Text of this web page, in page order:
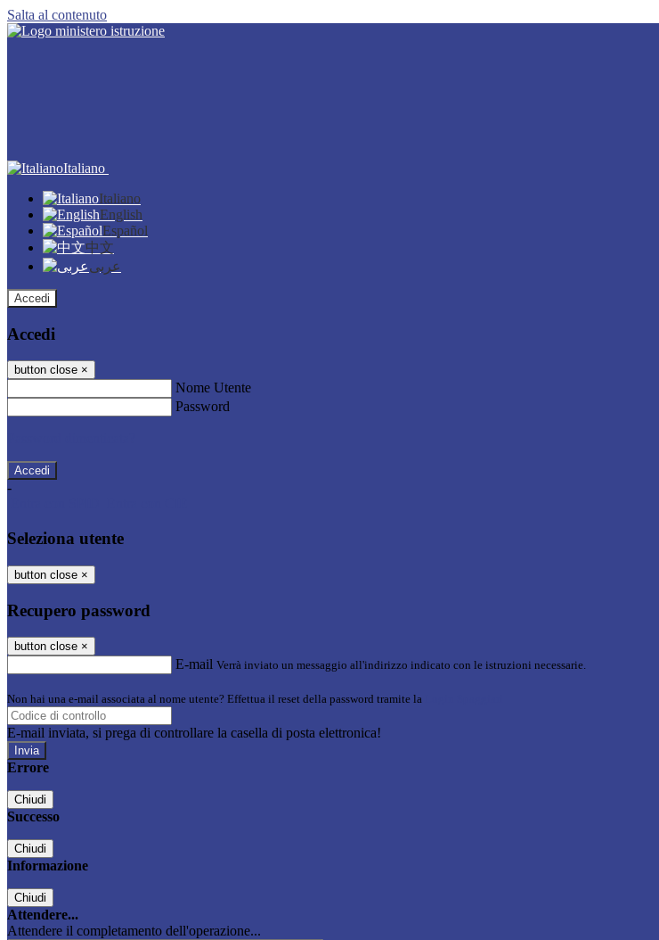
Salta al contenuto
Italiano
Italiano
English
Español
中文
عربى
Accedi
Accedi
button close ×
Nome Utente
Password
-
Seleziona utente
button close ×
Recupero password
button close ×
E-mail Verrà inviato un messaggio all'indirizzo indicato con le istruzioni necessarie.
Non hai una e-mail associata al nome utente? Effettua il reset della password tramite la
E-mail inviata, si prega di controllare la casella di posta elettronica!
Errore
Chiudi
Successo
Chiudi
Informazione
Chiudi
Attendere...
Attendere il completamento dell'operazione...